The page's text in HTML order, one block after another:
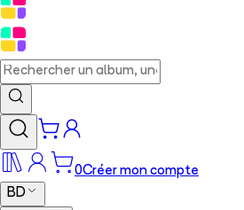
0Créer mon compte
BD